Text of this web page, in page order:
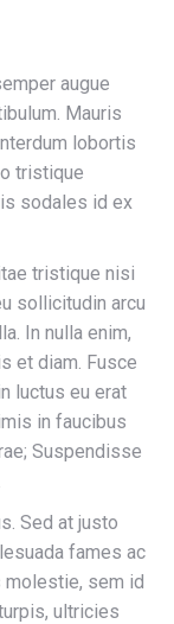
augue
Mauris
lobortis
tristique
sodales id ex
tristique nisi
sollicitudin arcu
In nulla enim,
et diam. Fusce
luctus eu erat
in faucibus
Suspendisse
Sed at justo
fames ac
molestie, sem id
ultricies